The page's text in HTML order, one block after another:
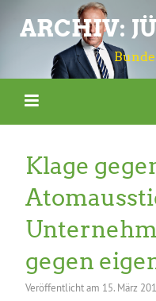
ARCHIV:
Klage
gegen
Veröffentlicht am 15. März